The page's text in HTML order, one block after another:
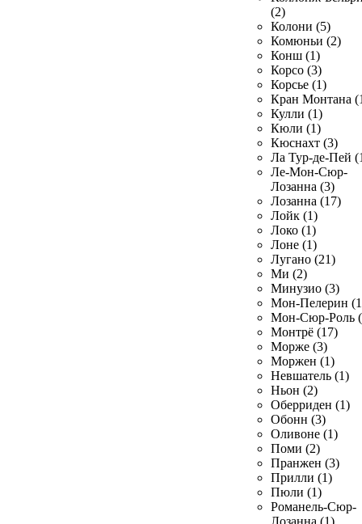
(2)
Колони (5)
Комюньи (2)
Конш (1)
Корсо (3)
Корсье (1)
Кран Монтана
Кулли (1)
Кюли (1)
Кюснахт (3)
Ла Тур-де-Пей
Ле-Мон-Сюр-
Лозанна (3)
Лозанна (17)
Лойк (1)
Локо (1)
Лоне (1)
Лугано (21)
Ми (2)
Минузио (3)
Мон-Пелерин
Мон-Сюр-Роль
Монтрё (17)
Морже (3)
Моржен (1)
Невшатель (1)
Ньон (2)
Оберриден (1)
Обонн (3)
Оливоне (1)
Поми (2)
Пранжен (3)
Прилли (1)
Пюли (1)
Романель-Сюр-
Лозанна (1)